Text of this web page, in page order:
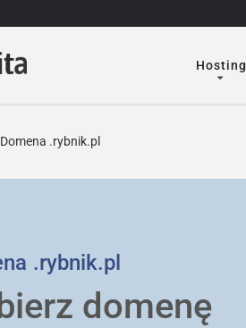
Hosting
Domena .rybnik.pl
.rybnik.pl
domenę